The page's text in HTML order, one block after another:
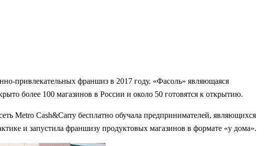
привлекательных франшиз в 2017 году. «Фасоль» являющаяся
более 100 магазинов в России и около 50 готовятся к открытию.
Metro Cash&Carry бесплатно обучала предпринимателей, являющихся
и запустила франшизу продуктовых магазинов в формате «у дома».